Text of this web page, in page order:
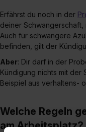
Erfährst du noch in der
deiner Schwangerschaft,
Auch für schwangere
befinden, gilt der
Aber: Dir darf in der
Kündigung nichts mit der
Beispiel aus verhaltens-
Welche Regeln
am Arbeitsplatz?